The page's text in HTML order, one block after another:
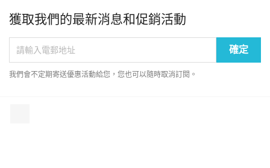
獲取我們的最新消息和促銷活動
我們會不定期寄送優惠活動給您，您也可以隨時取消訂閱。